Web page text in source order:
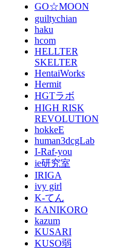
GO☆MOON
guiltychian
haku
hcom
HELLTER
SKELTER
HentaiWorks
Hermit
HGTラボ
HIGH RISK
REVOLUTION
hokkeE
human3dcgLab
I-Raf-you
ie研究室
IRIGA
ivy girl
K-てん
KANIKORO
kazum
KUSARI
KUSO弱